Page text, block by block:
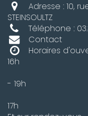
Adresse : 10,
STEINSOULTZ
Téléphone :
Contact
Horaires
16h
Mardi :
- 19h
Jeudi :
17h